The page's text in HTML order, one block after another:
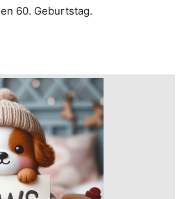
60. Geburtstag.